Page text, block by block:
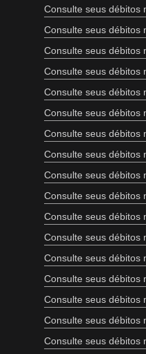
Consulte seus débitos
Consulte seus débitos
Consulte seus débitos
Consulte seus débitos
Consulte seus débitos
Consulte seus débitos
Consulte seus débitos
Consulte seus débitos
Consulte seus débitos
Consulte seus débitos
Consulte seus débitos
Consulte seus débitos
Consulte seus débitos
Consulte seus débitos
Consulte seus débitos
Consulte seus débitos
Consulte seus débitos